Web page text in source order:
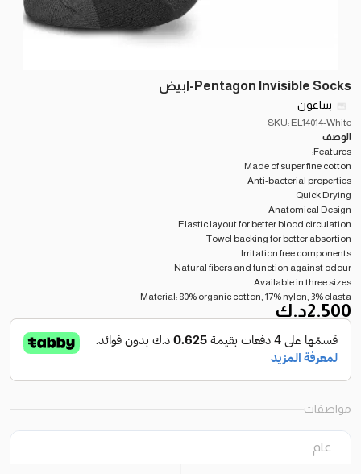
Pentagon Invisible Socks-ابيض
بنتاغون
SKU: EL14014-White
الوصف
Features:
Made of super fine cotton
Anti-bacterial properties
Quick Drying
Anatomical Design
Elastic layout for better blood circulation
Towel backing for better absortion
Irritation free components
Natural fibers and function against odour
Available in three sizes
Material: 80% organic cotton, 17% nylon, 3% elasta
2.500د.ك
مواصفات
عام